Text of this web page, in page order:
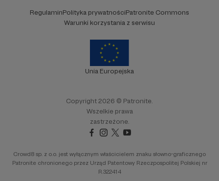
RegulaminPolityka prywatnościPatronite Commons
Warunki korzystania z serwisu
Unia Europejska
Copyright 2026 © Patronite.
Wszelkie prawa
zastrzeżone.
Crowd8 sp. z o.o. jest wyłącznym właścicielem znaku słowno-graficznego
Patronite chronionego przez Urząd Patentowy Rzeczpospolitej Polskiej nr
R.322414